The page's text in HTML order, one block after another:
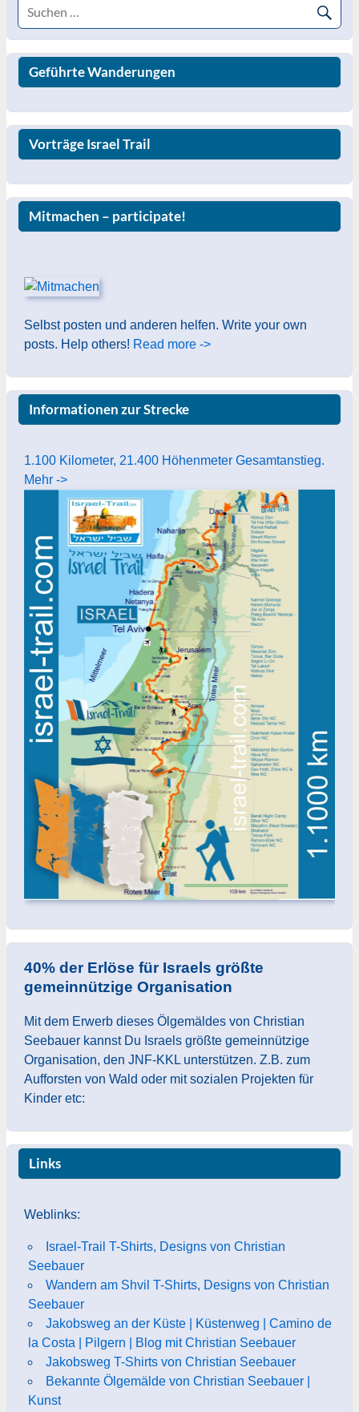
Geführte Wanderungen
Vorträge Israel Trail
Mitmachen – participate!
Selbst posten und anderen helfen. Write your own
posts. Help others! Read more ->
Informationen zur Strecke
1.100 Kilometer, 21.400 Höhenmeter Gesamtanstieg.
Mehr ->
40% der Erlöse für Israels größte
gemeinnützige Organisation
Mit dem Erwerb dieses Ölgemäldes von Christian
Seebauer kannst Du Israels größte gemeinnützige
Organisation, den JNF-KKL unterstützen. Z.B. zum
Aufforsten von Wald oder mit sozialen Projekten für
Kinder etc:
Links
Weblinks:
Israel-Trail T-Shirts, Designs von Christian
Seebauer
Wandern am Shvil T-Shirts, Designs von Christian
Seebauer
Jakobsweg an der Küste | Küstenweg | Camino de
la Costa | Pilgern | Blog mit Christian Seebauer
Jakobsweg T-Shirts von Christian Seebauer
Bekannte Ölgemälde von Christian Seebauer |
Kunst